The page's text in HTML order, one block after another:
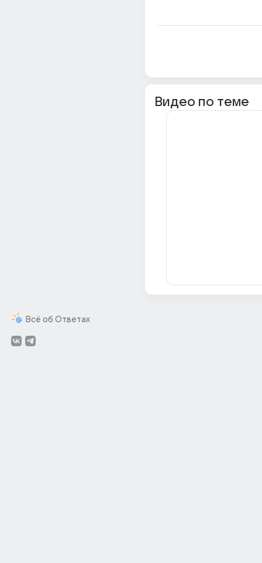
Всё об Ответах
Видео по теме